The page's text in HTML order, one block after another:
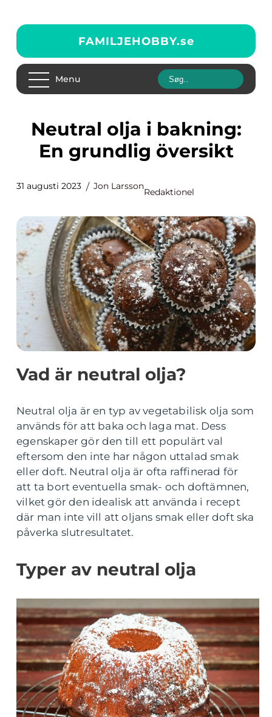
FAMILJEHOBBY.se
Menu
Neutral olja i bakning:
En grundlig översikt
31 augusti 2023 Jon Larsson
Redaktionel
Vad är neutral olja?
Neutral olja är en typ av vegetabilisk olja som
används för att baka och laga mat. Dess
egenskaper gör den till ett populärt val
eftersom den inte har någon uttalad smak
eller doft. Neutral olja är ofta raffinerad för
att ta bort eventuella smak- och doftämnen,
vilket gör den idealisk att använda i recept
där man inte vill att oljans smak eller doft ska
påverka slutresultatet.
Typer av neutral olja